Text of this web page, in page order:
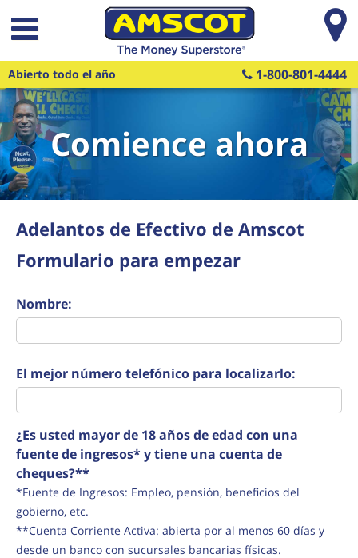
Saltar al contenido principal
Abierto todo el año 1-800-801-4444
Comience ahora
Adelantos de Efectivo de Amscot
Formulario para empezar
Nombre:
El mejor número telefónico para localizarlo:
¿Es usted mayor de 18 años de edad con una
fuente de ingresos* y tiene una cuenta de
cheques?**
*Fuente de Ingresos: Empleo, pensión, beneficios del
gobierno, etc.
**Cuenta Corriente Activa: abierta por al menos 60 días y
desde un banco con sucursales bancarias físicas.